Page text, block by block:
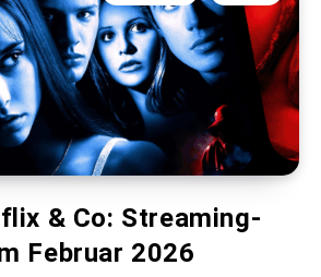
& Co: Streaming-
Februar 2026